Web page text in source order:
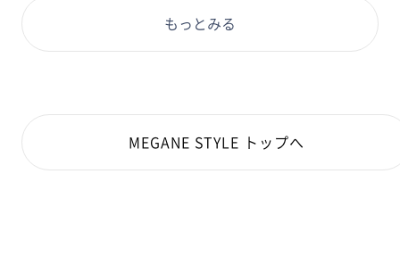
もっとみる
MEGANE STYLE トップへ